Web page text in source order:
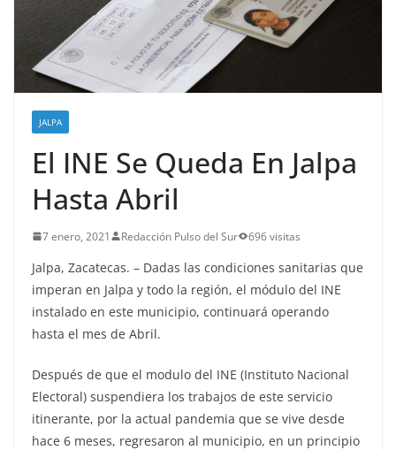
JALPA
El INE Se Queda En Jalpa
Hasta Abril
7 enero, 2021 Redacción Pulso del Sur 696 visitas
Jalpa, Zacatecas. – Dadas las condiciones sanitarias que
imperan en Jalpa y todo la región, el módulo del INE
instalado en este municipio, continuará operando
hasta el mes de Abril.
Después de que el modulo del INE (Instituto Nacional
Electoral) suspendiera los trabajos de este servicio
itinerante, por la actual pandemia que se vive desde
hace 6 meses, regresaron al municipio, en un principio